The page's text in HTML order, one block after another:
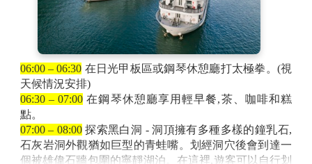
解。
* 為需額外自費項目 : •按摩、SPA療程• 竹筏和獨木舟費
用• 飲料• 小費及其他未列在包含項目中的費用等。
06:00 – 06:30 在日光甲板區或鋼琴休憩廳打太極拳。(視
天候情況安排)
06:30 – 07:00 在鋼琴休憩廳享用輕早餐,茶、咖啡和糕
點。
07:00 – 08:00探索黑白洞 - 洞頂擁有多種多樣的鐘乳石,
石灰岩洞外觀猶如巨型的青蛙嘴。划經洞穴後會到達一
個被雄偉石牆包圍的寧靜湖泊。在這裡,遊客可以自行划